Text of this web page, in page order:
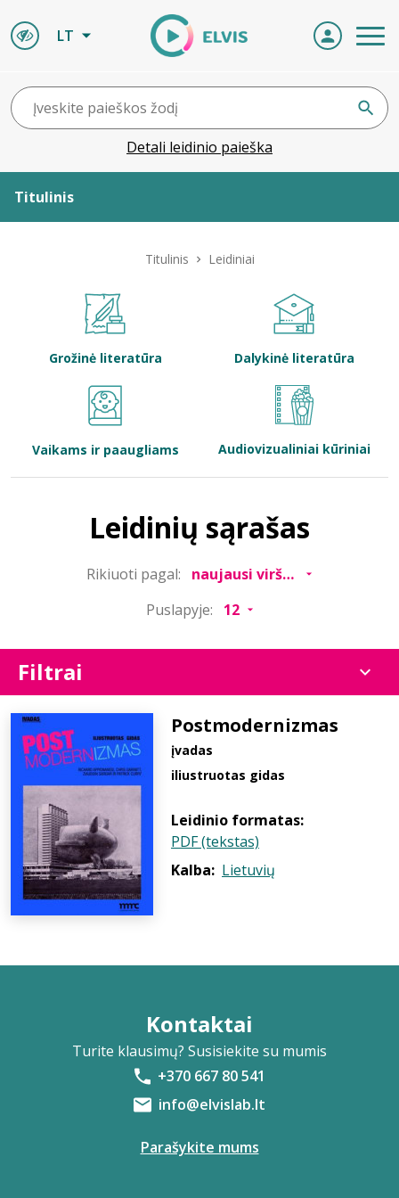
LT
Detali leidinio paieška
Titulinis
Bibliotekoms
Titulinis Leidiniai
Grožinė literatūra Dalykinė literatūra
Vaikams ir paaugliams Audiovizualiniai kūriniai
Leidinių sąrašas
Rikiuoti pagal:
Puslapyje:
Filtrai
Postmodernizmas
įvadas
iliustruotas gidas
Leidinio formatas:
PDF (tekstas)
Kalba: Lietuvių
Kontaktai
Turite klausimų? Susisiekite su mumis
+370 667 80 541
info@elvislab.lt
Parašykite mums